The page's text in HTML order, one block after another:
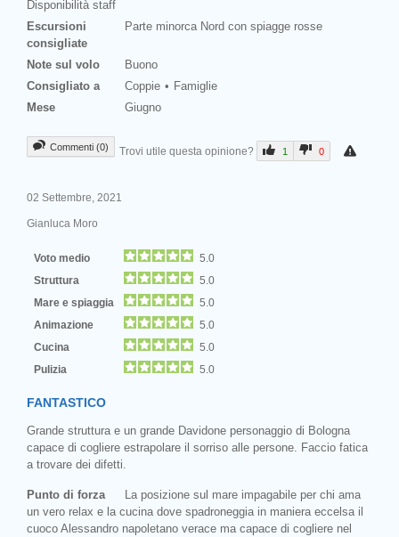
Disponibilità staff
Escursioni
consigliate
Parte minorca Nord con spiagge rosse
Note sul volo
Buono
Consigliato a
Coppie
Famiglie
Mese
Giugno
Commenti (0) Trovi utile questa opinione? 1 0
02 Settembre, 2021
Gianluca Moro
Voto medio
5.0
Struttura
5.0
Mare e spiaggia
5.0
Animazione
5.0
Cucina
5.0
Pulizia
5.0
FANTASTICO
Grande struttura e un grande Davidone personaggio di Bologna
capace di cogliere estrapolare il sorriso alle persone. Faccio fatica
a trovare dei difetti.
Punto di forza
La posizione sul mare impagabile per chi ama
un vero relax e la cucina dove spadroneggia in maniera eccelsa il
cuoco Alessandro napoletano verace ma capace di cogliere nel